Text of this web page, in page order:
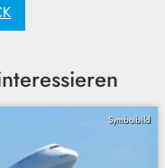
Symbolbild